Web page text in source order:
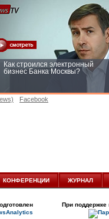
Как строился электронный
бизнес Банка Москвы?
Facebook
КОНФЕРЕНЦИИ ЖУРНАЛ
При поддержке